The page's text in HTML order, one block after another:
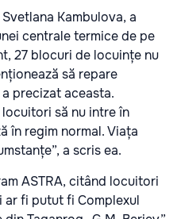
Kambulova, a
centrale termice de pe
27 blocuri de locuințe nu
să repare
precizat aceasta.
să nu intre în
în regim normal. Viața
a scris ea.
ASTRA, citând locuitori
fi putut fi Complexul